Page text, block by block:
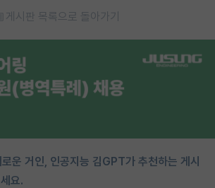
게시판 목록으로 돌아가기
운 거인, 인공지능 김GPT가 추천하는 게시
요.